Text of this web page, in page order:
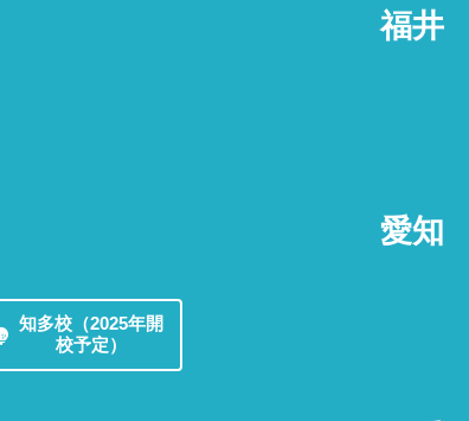
福井
愛知
知多校（2025年開
校予定）